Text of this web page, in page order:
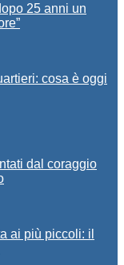
25 anni un
cosa è oggi
dal coraggio
ai più piccoli: il